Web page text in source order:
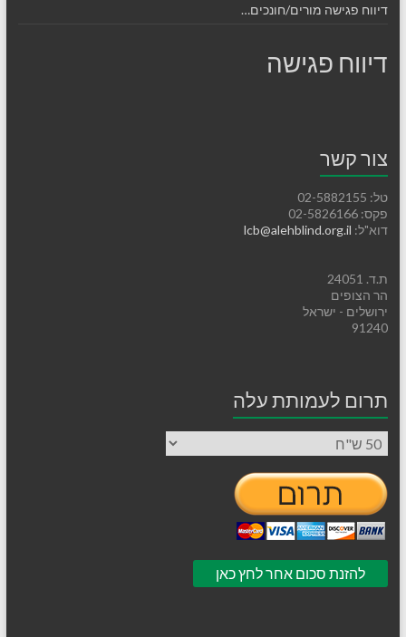
דיווח פגישה מורים/חונכים…
דיווח פגישה
צור קשר
טל: 02-5882155
פקס: 02-5826166
דוא"ל:
ת.ד. 24051
הר הצופים
ירושלים - ישראל
91240
תרום לעמותת עלה